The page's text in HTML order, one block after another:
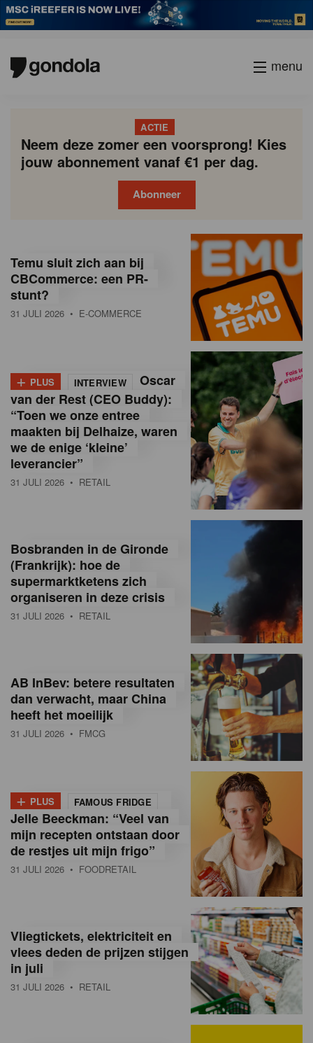
menu
ACTIE
Neem deze zomer een voorsprong! Kies
jouw abonnement vanaf €1 per dag.
Abonneer
o
n
d
a
M
a
g
a
n
e
a
n
B
e
g
ë
Temu sluit zich aan bij
CBCommerce: een PR-
stunt?
31 JULI 2026 • E-COMMERCE
+ PLUS INTERVIEW
Oscar
van der Rest (CEO Buddy):
“Toen we onze entree
maakten bij Delhaize, waren
we de enige ‘kleine’
leverancier”
31 JULI 2026 • RETAIL
Bosbranden in de Gironde
(Frankrijk): hoe de
supermarktketens zich
organiseren in deze crisis
31 JULI 2026 • RETAIL
AB InBev: betere resultaten
dan verwacht, maar China
heeft het moeilijk
31 JULI 2026 • FMCG
+ PLUS FAMOUS FRIDGE
Jelle Beeckman: “Veel van
mijn recepten ontstaan door
de restjes uit mijn frigo”
31 JULI 2026 • FOODRETAIL
Vliegtickets, elektriciteit en
vlees deden de prijzen stijgen
in juli
31 JULI 2026 • RETAIL